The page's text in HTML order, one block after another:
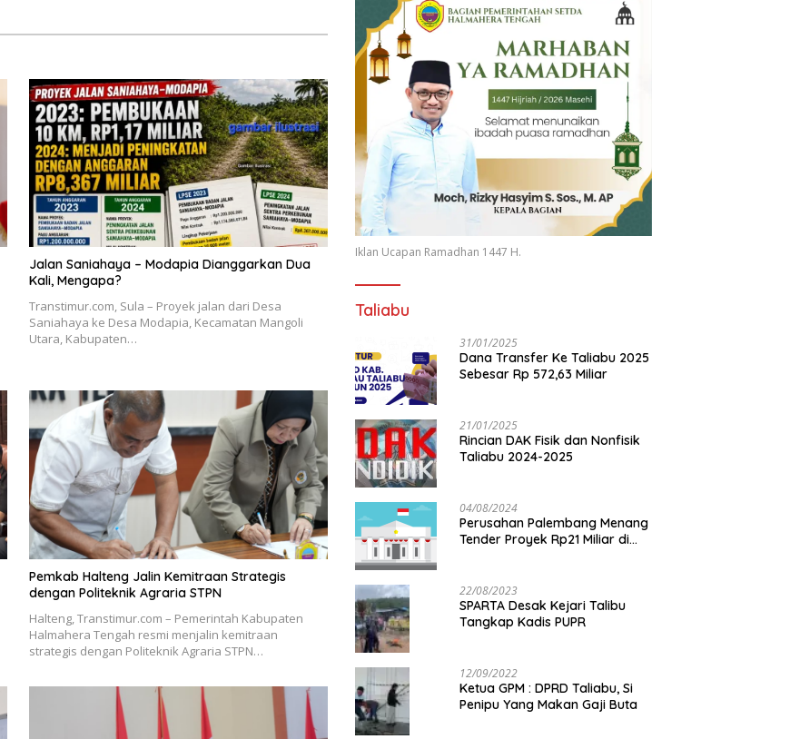
Jalan Saniahaya – Modapia Dianggarkan Dua
Kali, Mengapa?
Transtimur.com, Sula – Proyek jalan dari Desa
Saniahaya ke Desa Modapia, Kecamatan Mangoli
Utara, Kabupaten…
Pemkab Halteng Jalin Kemitraan Strategis
dengan Politeknik Agraria STPN
Halteng, Transtimur.com – Pemerintah Kabupaten
Halmahera Tengah resmi menjalin kemitraan
strategis dengan Politeknik Agraria STPN…
Iklan Ucapan Ramadhan 1447 H.
Taliabu
31/01/2025
Dana Transfer Ke Taliabu 2025
Sebesar Rp 572,63 Miliar
21/01/2025
Rincian DAK Fisik dan Nonfisik
Taliabu 2024-2025
04/08/2024
Perusahan Palembang Menang
Tender Proyek Rp21 Miliar di
22/08/2023
SPARTA Desak Kejari Talibu
Tangkap Kadis PUPR
12/09/2022
Ketua GPM : DPRD Taliabu, Si
Penipu Yang Makan Gaji Buta